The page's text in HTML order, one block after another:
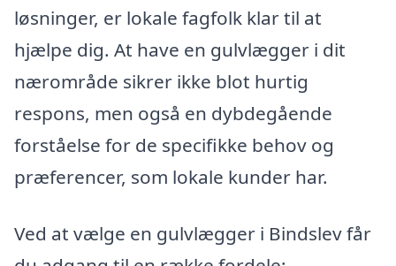
løsninger, er lokale fagfolk klar til at
hjælpe dig. At have en gulvlægger i dit
nærområde sikrer ikke blot hurtig
respons, men også en dybdegående
forståelse for de specifikke behov og
præferencer, som lokale kunder har.
Ved at vælge en gulvlægger i Bindslev får